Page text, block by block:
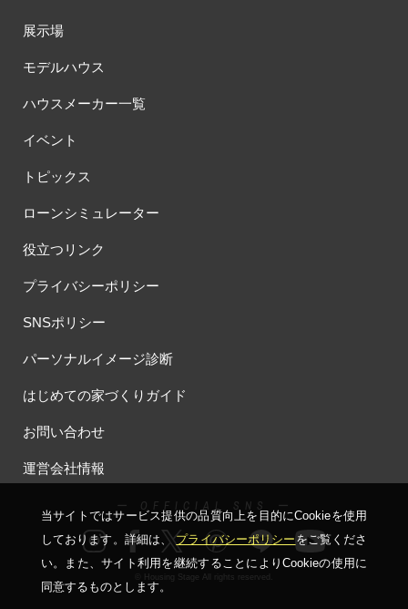
展示場
モデルハウス
ハウスメーカー一覧
イベント
トピックス
ローンシミュレーター
役立つリンク
プライバシーポリシー
SNSポリシー
パーソナルイメージ診断
はじめての家づくりガイド
お問い合わせ
運営会社情報
ー OFFICIAL SNS ー
© Housing Stage All rights reserved.
当サイトではサービス提供の品質向上を⽬的にCookieを使⽤
しております。詳細は、プライバシーポリシーをご覧くださ
い。
また、サイト利⽤を継続することによりCookieの使⽤に
同意するものとします。